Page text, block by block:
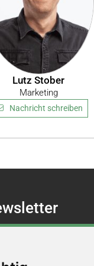
Lutz Stober
Marketing
Nachricht schreiben